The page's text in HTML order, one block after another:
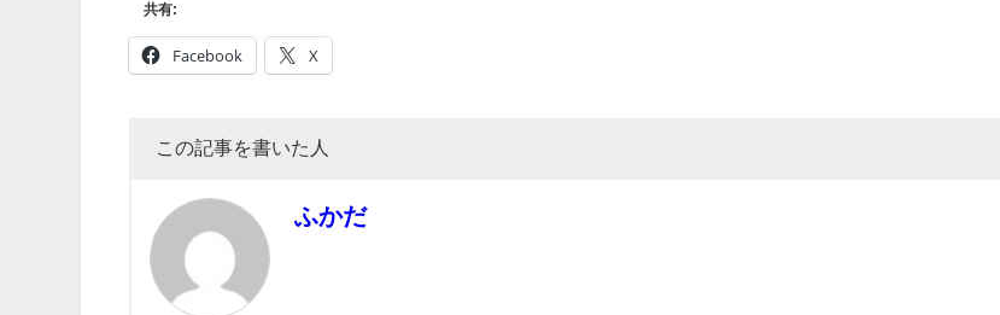
共有:
Facebook X
この記事を書いた人
ふかだ